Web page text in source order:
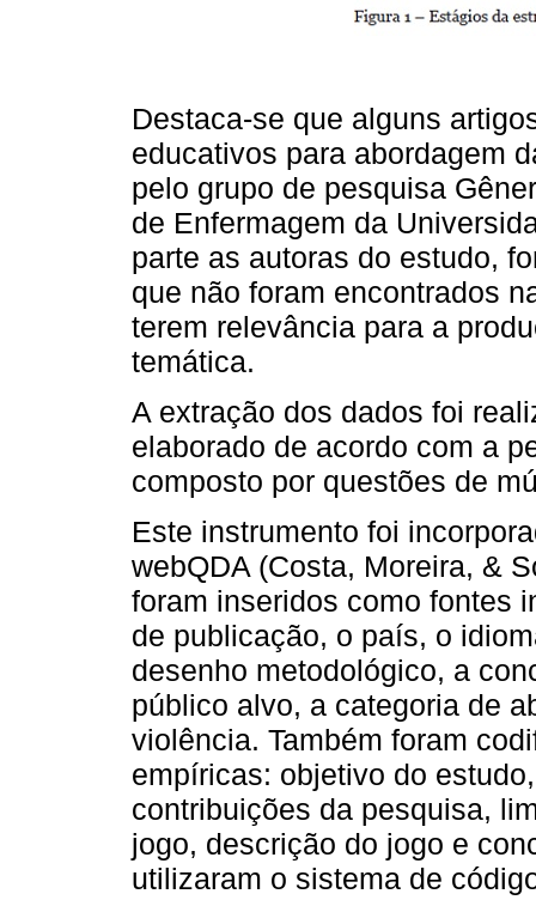
Destaca-se que alguns
educativos para abordagem
pelo grupo de pesquisa
de Enfermagem da
parte as autoras do estudo,
que não foram encontrados
terem relevância para a
temática.
A extração dos dados foi
elaborado de acordo com a
composto por questões de
Este instrumento foi
webQDA (Costa, Moreira, &
foram inseridos como fontes
de publicação, o país, o
desenho metodológico, a
público alvo, a categoria de
violência. Também foram
empíricas: objetivo do
contribuições da pesquisa,
jogo, descrição do jogo e
utilizaram o sistema de